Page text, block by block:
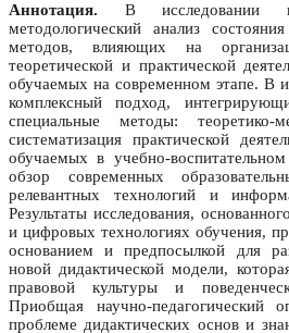
Аннотация. В исследовании
методологический анализ
методов, влияющих на
теоретической и практической
обучаемых на современном этапе. В
комплексный подход,
специальные методы: теоретико-
систематизация практической
обучаемых в учебно-
обзор современных
релевантных технологий и
Результаты исследования,
и цифровых технологиях обучения,
основанием и предпосылкой для
новой дидактической модели,
правовой культуры и
Приобщая научно-педагогический
проблеме дидактических основ и